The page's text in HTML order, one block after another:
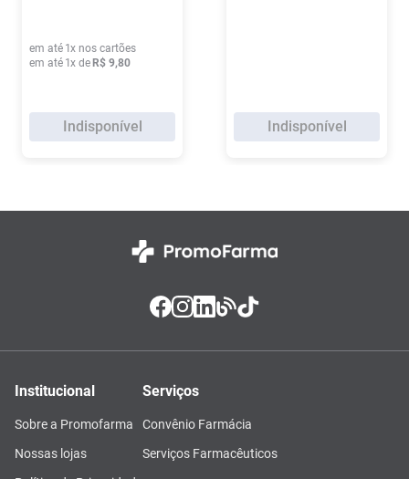
em até 1x nos cartões
em até 1x de R$ 9,80
Indisponível Indisponível
Institucional
Sobre a Promofarma
Nossas lojas
Serviços
Convênio Farmácia
Serviços Farmacêuticos